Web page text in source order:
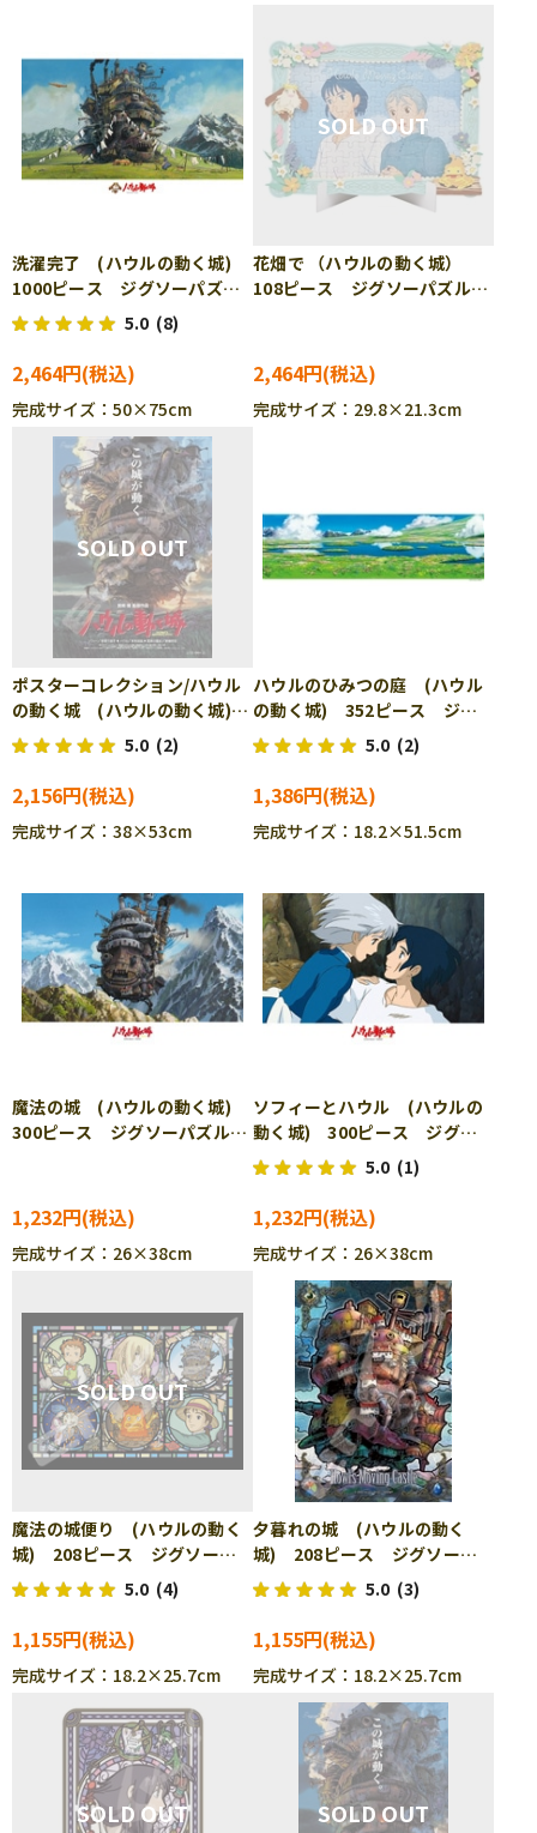
洗濯完了 (ハウルの動く城)
1000ピース ジグソーパズ
ル ENS-1000-258
5.0 (8)
2,464円
完成サイズ：50×75cm
花畑で （ハウルの動く城）
108ピース ジグソーパズル
2,464円
完成サイズ：29.8×21.3cm
ポスターコレクション/ハウル
の動く城 (ハウルの動く城)
1000ピース ジグソーパズ
ル ENS-1000c-215
5.0 (2)
2,156円
完成サイズ：38×53cm
ハウルのひみつの庭 (ハウル
の動く城) 352ピース ジグ
ソーパズル ENS-352-204
5.0 (2)
1,386円
完成サイズ：18.2×51.5cm
魔法の城 (ハウルの動く城)
300ピース ジグソーパズル
1,232円
完成サイズ：26×38cm
ソフィーとハウル (ハウルの
動く城) 300ピース ジグソ
ーパズル ENS-300-293
5.0 (1)
1,232円
完成サイズ：26×38cm
魔法の城便り (ハウルの動く
城) 208ピース ジグソーパ
ズル ENS-208-AC27
5.0 (4)
1,155円
完成サイズ：18.2×25.7cm
夕暮れの城 (ハウルの動く
城) 208ピース ジグソーパ
ズル ENS-208-AC57
5.0 (3)
1,155円
完成サイズ：18.2×25.7cm